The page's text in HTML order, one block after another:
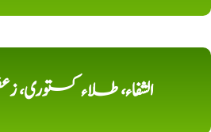
الشفاء، طلاء کستوری،